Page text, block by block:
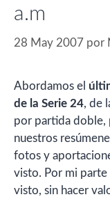
a.m
28 May 2007 por
Abordamos el
de la Serie 24, de
por partida doble,
nuestros
fotos y
visto. Por mi
visto, sin hacer